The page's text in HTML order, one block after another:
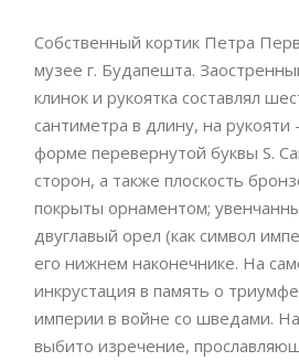
Собственный кортик Петра
музее г. Будапешта.
клинок и рукоятка составлял
сантиметра в длину, на рукояти
форме перевернутой буквы S.
сторон, а также плоскость
покрыты орнаментом;
двуглавый орел (как символ
его нижнем наконечнике. На
инкрустация в память о
империи в войне со шведами.
выбито изречение,